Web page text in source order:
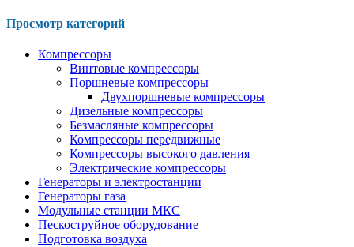
Просмотр категорий
Компрессоры
Винтовые компрессоры
Поршневые компрессоры
Двухпоршневые компрессоры
Дизельные компрессоры
Безмасляные компрессоры
Компрессоры передвижные
Компрессоры высокого давления
Электрические компрессоры
Генераторы и электростанции
Генераторы газа
Модульные станции МКС
Пескоструйное оборудование
Подготовка воздуха